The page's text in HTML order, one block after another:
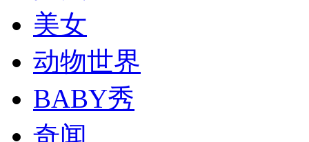
司机酒驾遇交警 急速倒车逃窜
美女
动物世界
BABY秀
奇闻